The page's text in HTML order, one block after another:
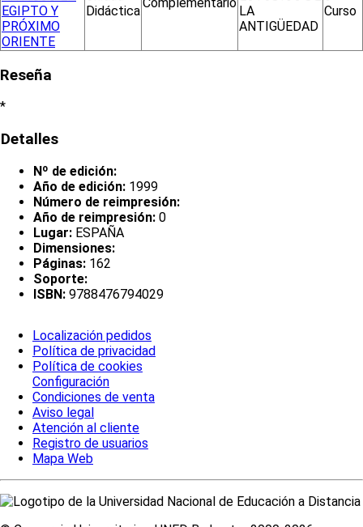
EGIPTO Y
PRÓXIMO
ORIENTE
Didáctica
LA
ANTIGÜEDAD
Curso
Reseña
*
Detalles
Nº de edición:
Año de edición: 1999
Número de reimpresión:
Año de reimpresión: 0
Lugar: ESPAÑA
Dimensiones:
Páginas: 162
Soporte:
ISBN: 9788476794029
Localización pedidos
Política de privacidad
Política de cookies
Configuración
Condiciones de venta
Aviso legal
Atención al cliente
Registro de usuarios
Mapa Web